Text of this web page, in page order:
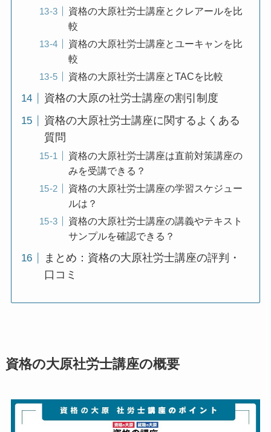
資格の大原社労士講座とクレアールを比
較
資格の大原社労士講座とユーキャンを比
較
資格の大原社労士講座とTACを比較
資格の大原の社労士講座の割引制度
資格の大原社労士講座に関するよくある
質問
資格の大原社労士講座は直前対策講座の
みを受講できる？
資格の大原社労士講座の学習スケジュー
ルは？
資格の大原社労士講座の講義やテキスト
サンプルを確認できる？
まとめ：資格の大原社労士講座の評判・
口コミ
資格の大原社労士講座の概要